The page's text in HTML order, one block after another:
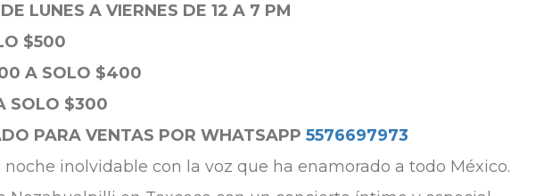
LUNES A VIERNES DE 12 A 7 PM
$500
A SOLO $400
SOLO $300
PARA VENTAS POR WHATSAPP 5576697973
noche inolvidable con la voz que ha enamorado a todo México.